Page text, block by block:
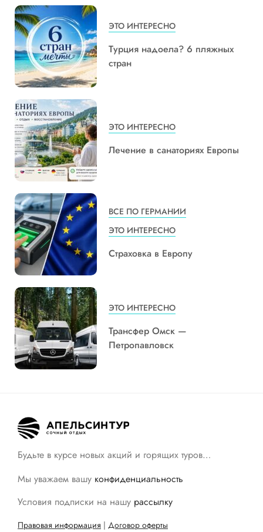
ЭТО ИНТЕРЕСНО
Турция надоела? 6 пляжных
стран
ЭТО ИНТЕРЕСНО
Лечение в санаториях Европы
ВСЕ ПО ГЕРМАНИИ
ЭТО ИНТЕРЕСНО
Страховка в Европу
ЭТО ИНТЕРЕСНО
Трансфер Омск —
Петропавловск
Будьте в курсе новых акций и горящих туров…
Мы уважаем вашу конфиденциальность
Условия подписки на нашу рассылку
Правовая информация | Договор оферты